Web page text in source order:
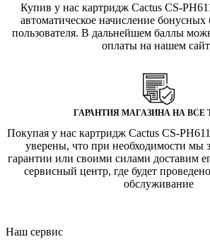
Купив у нас картридж Cactus CS-
автоматическое начисление бонусных
пользователя. В дальнейшем баллы
оплаты на нашем
ГАРАНТИЯ МАГАЗИНА НА ВСЕ
Покупая у нас картридж Cactus CS-
уверены, что при необходимости мы
гарантии или своими силами доставим
сервисный центр, где будет
обслуживание
Наш сервис